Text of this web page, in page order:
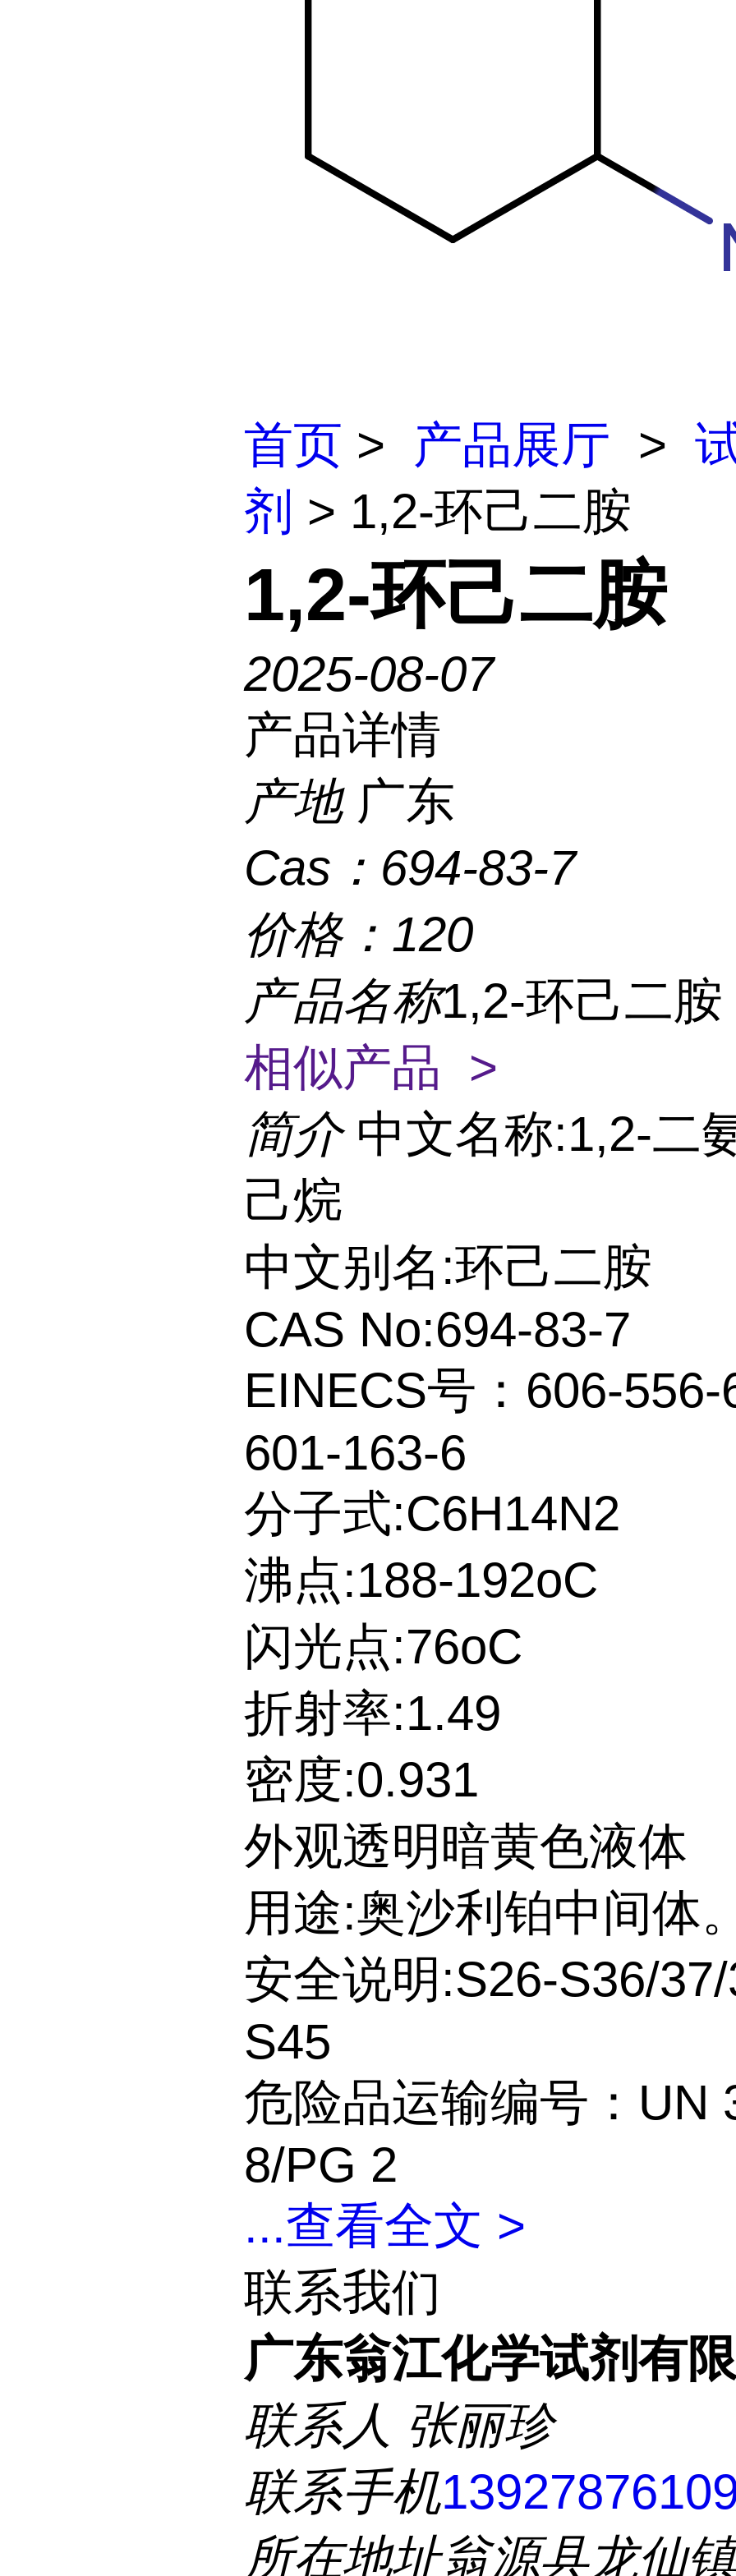
首页 > 产品展厅 >
剂 > 1,2-环己二胺
1,2-环己二胺
2025-08-07
产品详情
产地 广东
Cas： 694-83-7
价格： 120
产品名称1,2-环己二胺
相似产品 >
简介 中文名称:1,2-二
己烷
中文别名:环己二胺
CAS No:694-83-7
EINECS号：606-556-
601-163-6
分子式:C6H14N2
沸点:188-192oC
闪光点:76oC
折射率:1.49
密度:0.931
外观透明暗黄色液体
用途:奥沙利铂中间体
安全说明:S26-S36/
S45
危险品运输编号：UN
8/PG 2
...查看全文 >
联系我们
广东翁江化学试剂有
联系人 张丽珍
联系手机
所在地址翁源县龙仙